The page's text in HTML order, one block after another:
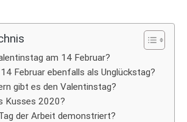
am 14 Februar?
Februar ebenfalls als Unglückstag?
gibt es den Valentinstag?
Kusses 2020?
der Arbeit demonstriert?